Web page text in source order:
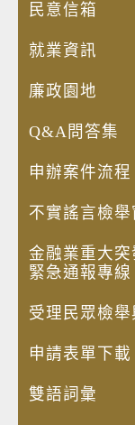
民意信箱
就業資訊
廉政園地
Q&A問答集
申辦案件流程
不實謠言檢舉
金融業重大
緊急通報專線
受理民眾檢舉
申請表單下載
雙語詞彙